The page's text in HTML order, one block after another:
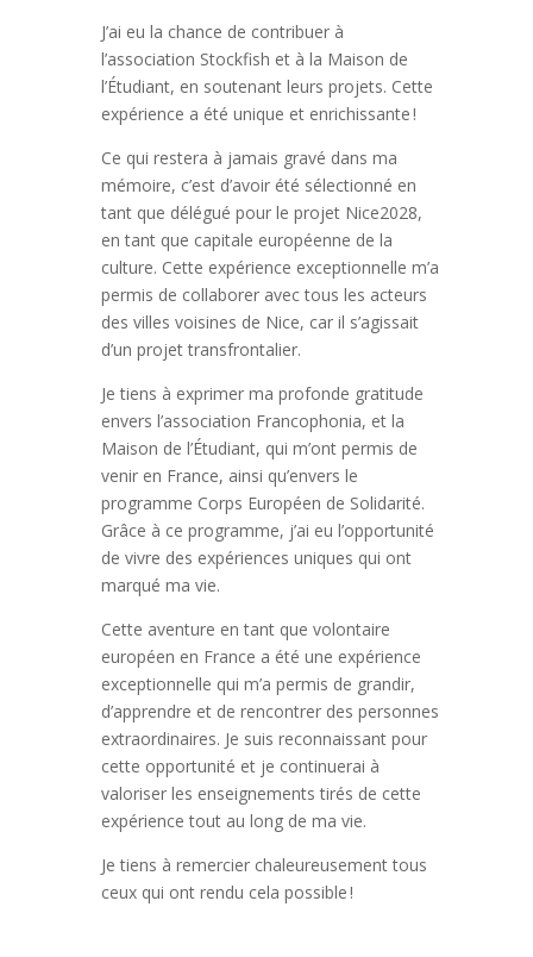
J’ai eu la chance de contribuer à
l’association Stockfish et à la Maison de
l’Étudiant, en soutenant leurs projets. Cette
expérience a été unique et enrichissante !
Ce qui restera à jamais gravé dans ma
mémoire, c’est d’avoir été sélectionné en
tant que délégué pour le projet Nice2028,
en tant que capitale européenne de la
culture. Cette expérience exceptionnelle m’a
permis de collaborer avec tous les acteurs
des villes voisines de Nice, car il s’agissait
d’un projet transfrontalier.
Je tiens à exprimer ma profonde gratitude
envers l’association Francophonia, et la
Maison de l’Étudiant, qui m’ont permis de
venir en France, ainsi qu’envers le
programme Corps Européen de Solidarité.
Grâce à ce programme, j’ai eu l’opportunité
de vivre des expériences uniques qui ont
marqué ma vie.
Cette aventure en tant que volontaire
européen en France a été une expérience
exceptionnelle qui m’a permis de grandir,
d’apprendre et de rencontrer des personnes
extraordinaires. Je suis reconnaissant pour
cette opportunité et je continuerai à
valoriser les enseignements tirés de cette
expérience tout au long de ma vie.
Je tiens à remercier chaleureusement tous
ceux qui ont rendu cela possible !